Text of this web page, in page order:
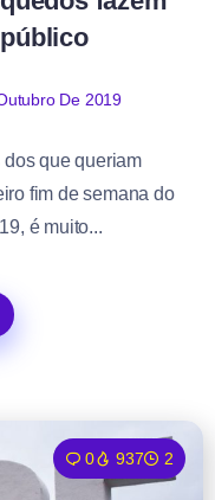
De 2019
que queriam
fim de semana do
é muito...
0 937 2